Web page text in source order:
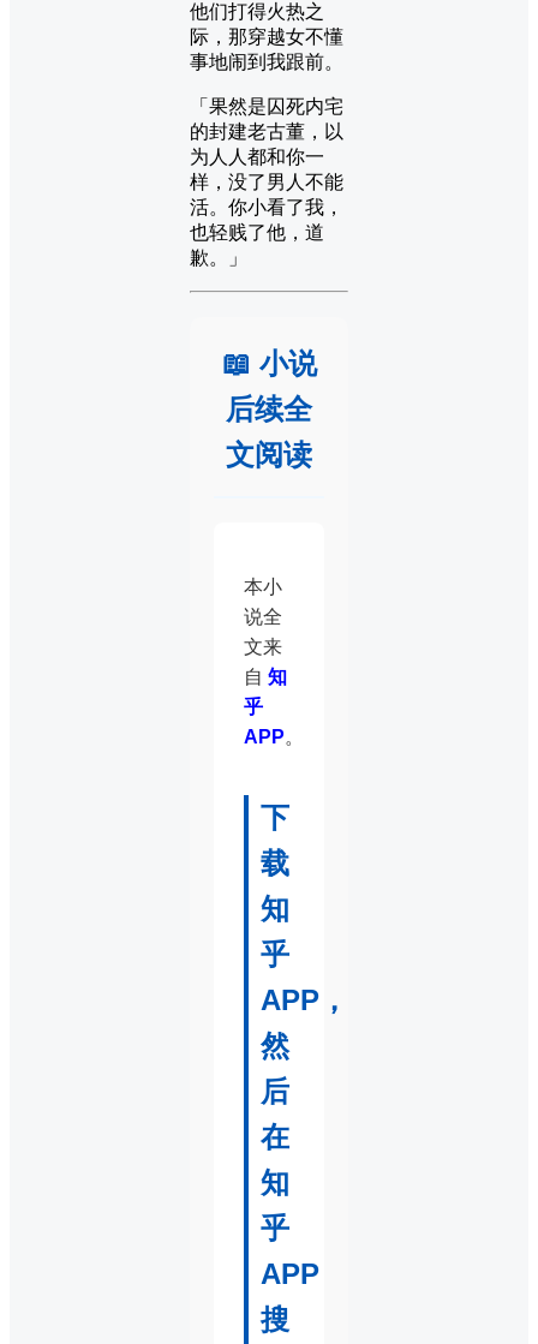
他们打得火热之
际，那穿越女不懂
事地闹到我跟前。
「果然是囚死内宅
的封建老古董，以
为人人都和你一
样，没了男人不能
活。你小看了我，
也轻贱了他，道
歉。」
📖 小说
后续全
文阅读
本小
说全
文来
自 知
乎
APP。
下
载
知
乎
APP，
然
后
在
知
乎
APP
搜